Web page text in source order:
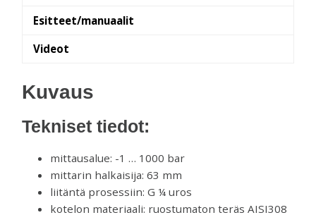
Esitteet/manuaalit
Videot
Kuvaus
Tekniset tiedot:
mittausalue: -1 … 1000 bar
mittarin halkaisija: 63 mm
liitäntä prosessiin: G ¼ uros
kotelon materiaali: ruostumaton teräs AISI308